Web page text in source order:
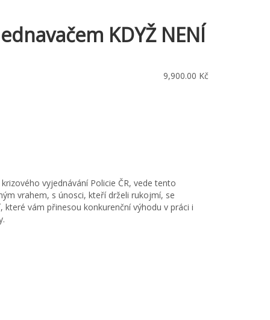
KDYŽ NENÍ
9,900.00 Kč
vyjednávání Policie ČR, vede tento
vrahem, s únosci, kteří drželi rukojmí, se
vám přinesou konkurenční výhodu v práci i